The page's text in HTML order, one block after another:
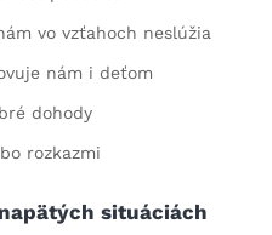
vo vzťahoch neslúžia
nám i deťom
dohody
rozkazmi
situáciách